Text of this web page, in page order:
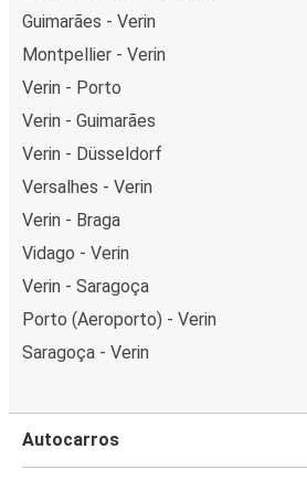
Guimarães - Verin
Montpellier - Verin
Verin - Porto
Verin - Guimarães
Verin - Düsseldorf
Versalhes - Verin
Verin - Braga
Vidago - Verin
Verin - Saragoça
Porto (Aeroporto) - Verin
Saragoça - Verin
Autocarros